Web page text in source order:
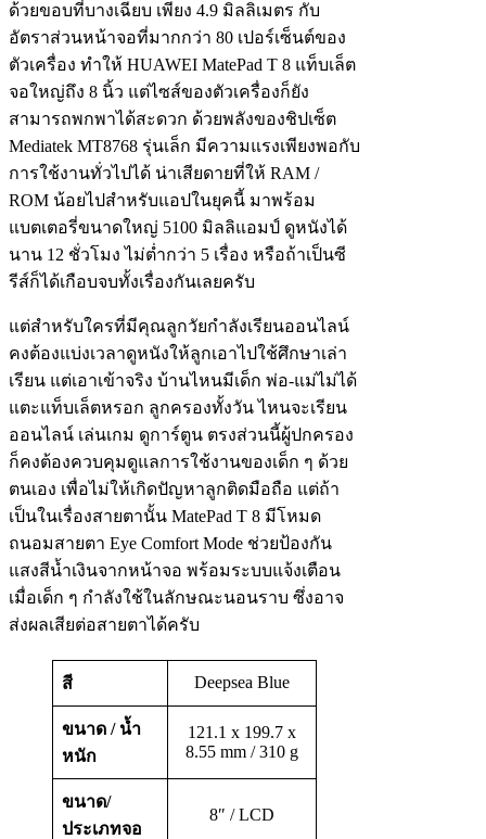
ด้วยขอบที่บางเฉียบ เพียง 4.9 มิลลิเมตร กับ
อัตราส่วนหน้าจอที่มากกว่า 80 เปอร์เซ็นต์ของ
ตัวเครื่อง ทำให้ HUAWEI MatePad T 8 แท็บเล็ต
จอใหญ่ถึง 8 นิ้ว แต่ไซส์ของตัวเครื่องก็ยัง
สามารถพกพาได้สะดวก ด้วยพลังของชิปเซ็ต
Mediatek MT8768 รุ่นเล็ก มีความแรงเพียงพอกับ
การใช้งานทั่วไปได้ น่าเสียดายที่ให้ RAM /
ROM น้อยไปสำหรับแอปในยุคนี้ มาพร้อม
แบตเตอรี่ขนาดใหญ่ 5100 มิลลิแอมป์ ดูหนังได้
นาน 12 ชั่วโมง ไม่ต่ำกว่า 5 เรื่อง หรือถ้าเป็นซี
รีส์ก็ได้เกือบจบทั้งเรื่องกันเลยครับ
แต่สำหรับใครที่มีคุณลูกวัยกำลังเรียนออนไลน์
คงต้องแบ่งเวลาดูหนังให้ลูกเอาไปใช้ศึกษาเล่า
เรียน แต่เอาเข้าจริง บ้านไหนมีเด็ก พ่อ-แม่ไม่ได้
แตะแท็บเล็ตหรอก ลูกครองทั้งวัน ไหนจะเรียน
ออนไลน์ เล่นเกม ดูการ์ตูน ตรงส่วนนี้ผู้ปกครอง
ก็คงต้องควบคุมดูแลการใช้งานของเด็ก ๆ ด้วย
ตนเอง เพื่อไม่ให้เกิดปัญหาลูกติดมือถือ แต่ถ้า
เป็นในเรื่องสายตานั้น MatePad T 8 มีโหมด
ถนอมสายตา Eye Comfort Mode ช่วยป้องกัน
แสงสีน้ำเงินจากหน้าจอ พร้อมระบบแจ้งเตือน
เมื่อเด็ก ๆ กำลังใช้ในลักษณะนอนราบ ซึ่งอาจ
ส่งผลเสียต่อสายตาได้ครับ
สี Deepsea Blue
ขนาด / น้ำ
หนัก
121.1 x 199.7 x
8.55 mm / 310 g
ขนาด/
ประเภทจอ
8″ / LCD